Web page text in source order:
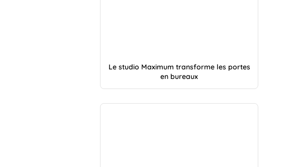
Le studio Maximum transforme les portes
en bureaux